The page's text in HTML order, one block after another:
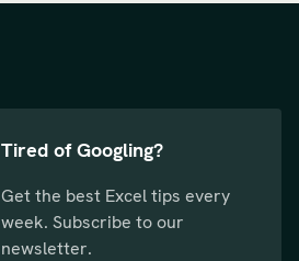
Tired of Googling?
Get the best Excel tips every
week. Subscribe to our
newsletter.